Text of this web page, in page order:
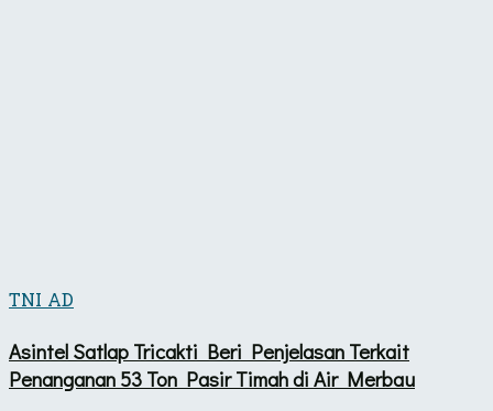
TNI AD
Asintel Satlap Tricakti Beri Penjelasan Terkait
Penanganan 53 Ton Pasir Timah di Air Merbau